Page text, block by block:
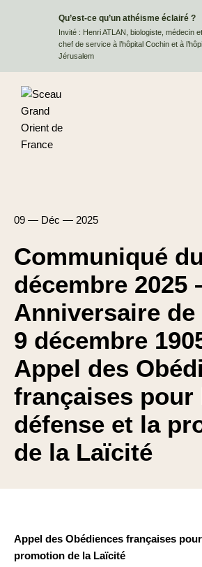
Qu’est-ce qu’un athéisme éclairé ?
Invité : Henri ATLAN, biologiste, médecin
chef de service à l’hôpital Cochin et à
Jérusalem
09 — Déc — 2025
Communiqué
décembre 2025
Anniversaire de
9 décembre
Appel des
françaises pour
défense et la
de la Laïcité
Appel des Obédiences françaises pour
promotion de la Laïcité